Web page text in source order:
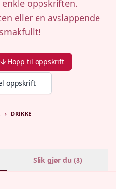
oppskriften.
eller en avslappende
Hopp til oppskrift
oppskrift
› DRIKKE
Slik gjør du (8)